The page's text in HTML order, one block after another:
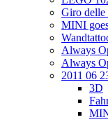
Giro
MINI
Always
Always
2011 06
3D